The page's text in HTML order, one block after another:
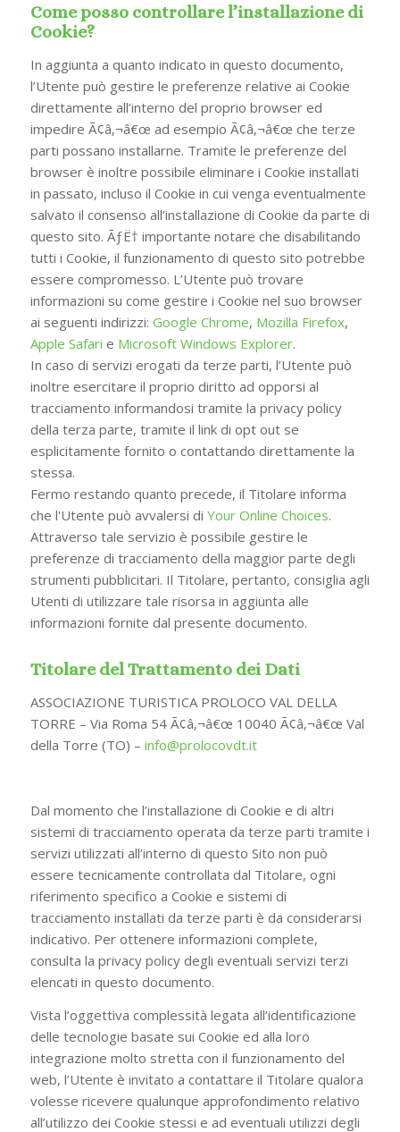
Come posso controllare l’installazione di
Cookie?
In aggiunta a quanto indicato in questo documento,
l’Utente può gestire le preferenze relative ai Cookie
direttamente all’interno del proprio browser ed
impedire Ã¢â‚¬â€œ ad esempio Ã¢â‚¬â€œ che terze
parti possano installarne. Tramite le preferenze del
browser è inoltre possibile eliminare i Cookie installati
in passato, incluso il Cookie in cui venga eventualmente
salvato il consenso all’installazione di Cookie da parte di
questo sito. ÃƒË† importante notare che disabilitando
tutti i Cookie, il funzionamento di questo sito potrebbe
essere compromesso. L’Utente può trovare
informazioni su come gestire i Cookie nel suo browser
ai seguenti indirizzi: Google Chrome, Mozilla Firefox,
Apple Safari e Microsoft Windows Explorer.
In caso di servizi erogati da terze parti, l’Utente può
inoltre esercitare il proprio diritto ad opporsi al
tracciamento informandosi tramite la privacy policy
della terza parte, tramite il link di opt out se
esplicitamente fornito o contattando direttamente la
stessa.
Fermo restando quanto precede, il Titolare informa
che l'Utente può avvalersi di Your Online Choices.
Attraverso tale servizio è possibile gestire le
preferenze di tracciamento della maggior parte degli
strumenti pubblicitari. Il Titolare, pertanto, consiglia agli
Utenti di utilizzare tale risorsa in aggiunta alle
informazioni fornite dal presente documento.
Titolare del Trattamento dei Dati
ASSOCIAZIONE TURISTICA PROLOCO VAL DELLA
TORRE – Via Roma 54 Ã¢â‚¬â€œ 10040 Ã¢â‚¬â€œ Val
della Torre (TO) – info@prolocovdt.it
Dal momento che l’installazione di Cookie e di altri
sistemi di tracciamento operata da terze parti tramite i
servizi utilizzati all’interno di questo Sito non può
essere tecnicamente controllata dal Titolare, ogni
riferimento specifico a Cookie e sistemi di
tracciamento installati da terze parti è da considerarsi
indicativo. Per ottenere informazioni complete,
consulta la privacy policy degli eventuali servizi terzi
elencati in questo documento.
Vista l’oggettiva complessità legata all’identificazione
delle tecnologie basate sui Cookie ed alla loro
integrazione molto stretta con il funzionamento del
web, l’Utente è invitato a contattare il Titolare qualora
volesse ricevere qualunque approfondimento relativo
all’utilizzo dei Cookie stessi e ad eventuali utilizzi degli